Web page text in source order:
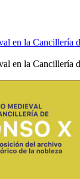
en la Cancillería
en la Cancillería